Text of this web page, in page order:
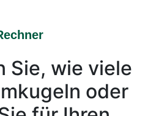
Sie, wie viele
oder